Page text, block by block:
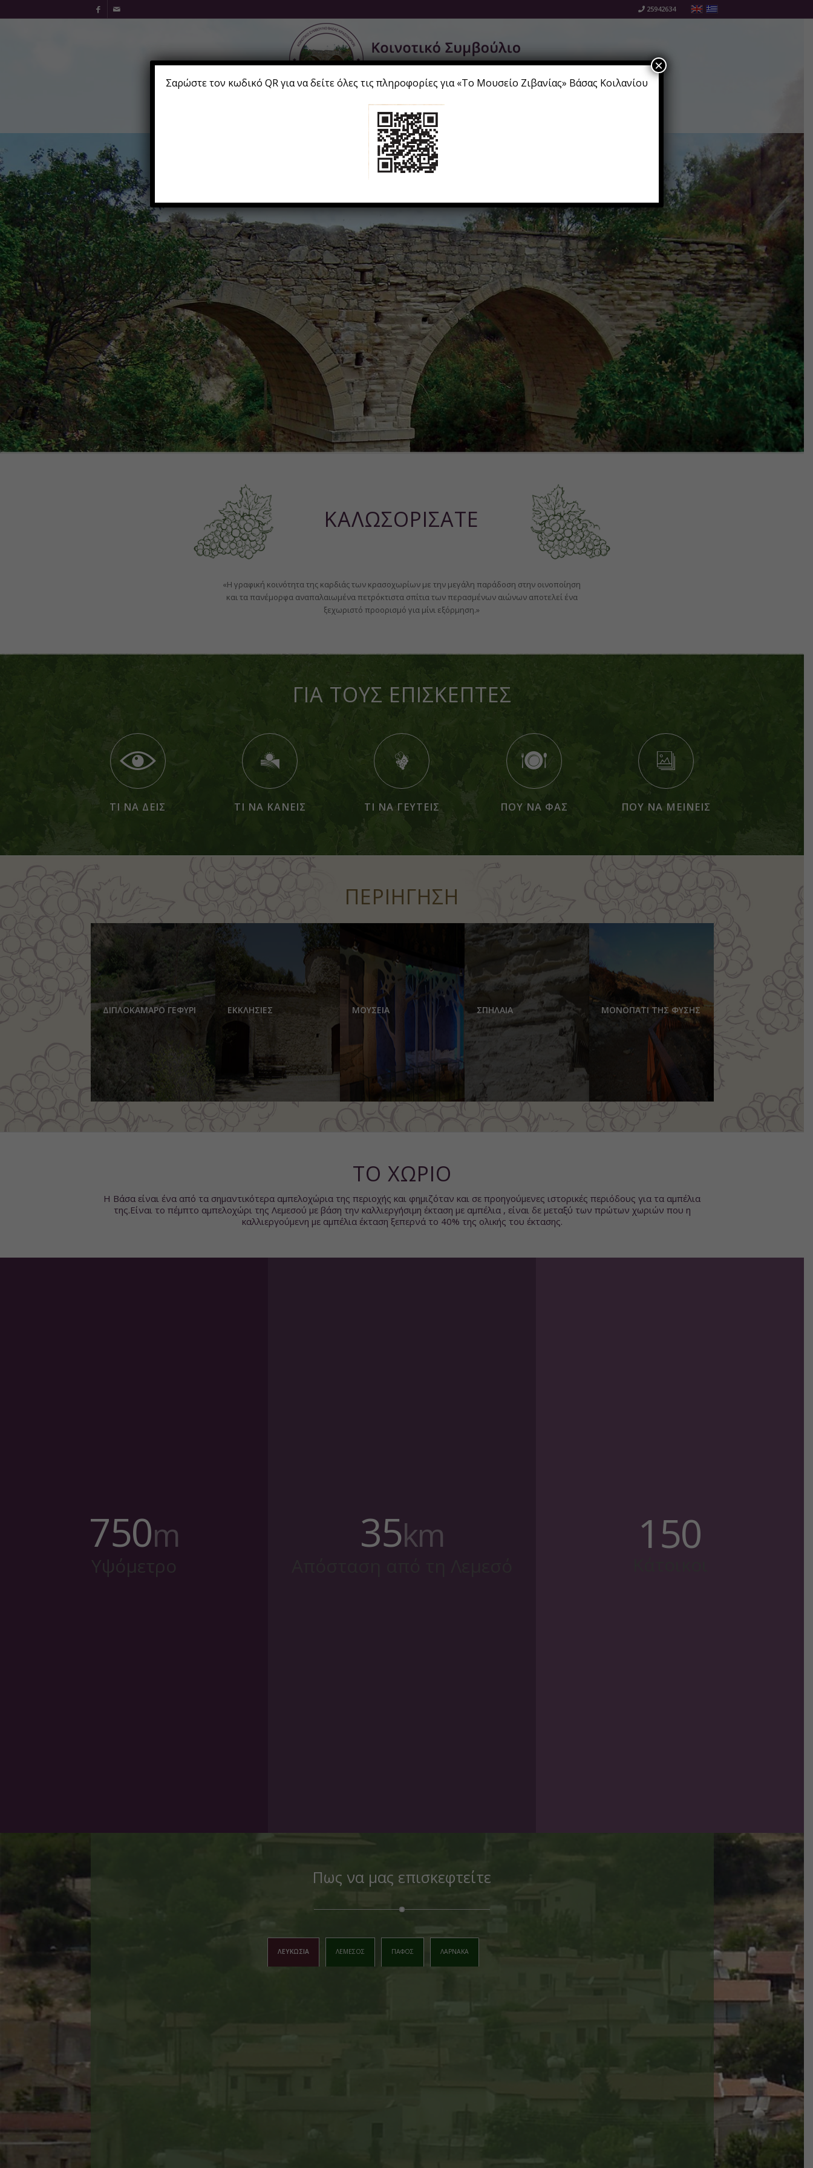
25942634
Ξενάγηση Για τους Επισκέπτες
ΚΑΛΩΣΟΡΙΣΑΤΕ
«Η γραφική κοινότητα της καρδιάς των κρασοχωρίων με την μεγάλη παράδοση στην οινοποίηση
και τα πανέμορφα αναπαλαιωμένα πετρόκτιστα σπίτια των περασμένων αιώνων αποτελεί ένα
ξεχωριστό προορισμό για μίνι εξόρμηση.»
ΓΙΑ ΤΟΥΣ ΕΠΙΣΚΕΠΤΕΣ
ΤΙ ΝΑ ΔΕΙΣ ΤΙ ΝΑ ΚΑΝΕΙΣ ΤΙ ΝΑ ΓΕΥΤΕΙΣ ΠΟΥ ΝΑ ΦΑΣ ΠΟΥ ΝΑ ΜΕΙΝΕΙΣ
ΠΕΡΙΗΓΗΣΗ
ΔΙΠΛΟΚΑΜΑΡΟ ΓΕΦΥΡΙ ΕΚΚΛΗΣΙΕΣ ΜΟΥΣΕΙΑ ΣΠΗΛΑΙΑ ΜΟΝΟΠΑΤΙ ΤΗΣ ΦΥΣΗΣ
ΤΟ ΧΩΡΙΟ
Η Βάσα είναι ένα από τα σημαντικότερα αμπελοχώρια της περιοχής και φημιζόταν και σε προηγούμενες ιστορικές περιόδους για τα αμπέλια
της.Είναι το πέμπτο αμπελοχώρι της Λεμεσού με βάση την καλλιεργήσιμη έκταση με αμπέλια , είναι δε μεταξύ των πρώτων χωριών που η
καλλιεργούμενη με αμπέλια έκταση ξεπερνά το 40% της ολικής του έκτασης.
750m
Υψόμετρο
35km 150
Πως να μας επισκεφτείτε
ΛΕΥΚΩΣΙΑ ΛΕΜΕΣΟΣ ΠΑΦΟΣ ΛΑΡΝΑΚΑ
Σαρώστε τον κωδικό QR για να δείτε όλες τις πληροφορίες για «Το Μουσείο Ζιβανίας» Βάσας Κοιλανίου
×